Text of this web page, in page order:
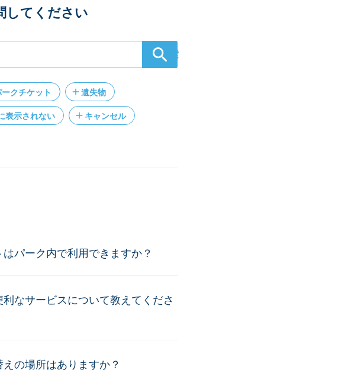
してください
検索
クチケット
遺失物
表示されない
キャンセル
パーク内で利用できますか？
なサービスについて教えてくださ
の場所はありますか？